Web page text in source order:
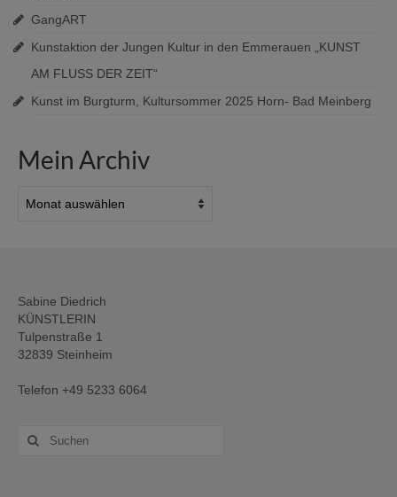
GangART
Kunstaktion der Jungen Kultur in den Emmerauen „KUNST
AM FLUSS DER ZEIT“
Kunst im Burgturm, Kultursommer 2025 Horn- Bad Meinberg
Mein Archiv
Archiv
Sabine Diedrich
KÜNSTLERIN
Tulpenstraße 1
32839 Steinheim
Telefon +49 5233 6064
Suche
nach: